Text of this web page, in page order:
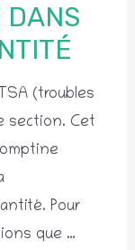
DANS
(troubles
section. Cet
Pour
que …